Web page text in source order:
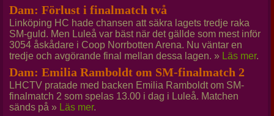
Dam: Förlust i finalmatch två
Linköping HC hade chansen att säkra lagets tredje raka
SM-guld. Men Luleå var bäst när det gällde som mest inför
3054 åskådare i Coop Norrbotten Arena. Nu väntar en
tredje och avgörande final mellan dessa lagen. » Läs mer.
Dam: Emilia Ramboldt om SM-finalmatch 2
LHCTV pratade med backen Emilia Ramboldt om SM-
finalmatch 2 som spelas 13.00 i dag i Luleå. Matchen
sänds på » Läs mer.